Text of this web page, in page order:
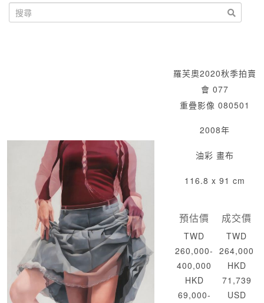
羅芙奧2020秋季拍賣
會 077
重疊影像 080501
2008年
油彩 畫布
116.8 x 91 cm
預估價
TWD
260,000-
400,000
HKD
69,000-
成交價
TWD
264,000
HKD
71,739
USD